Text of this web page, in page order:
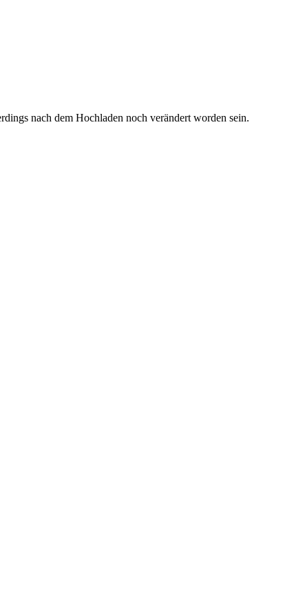
nach dem Hochladen noch verändert worden sein.